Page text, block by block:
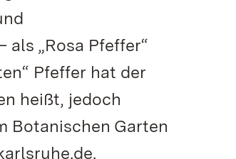
„Rosa Pfeffer“
Pfeffer hat der
heißt, jedoch
Botanischen Garten